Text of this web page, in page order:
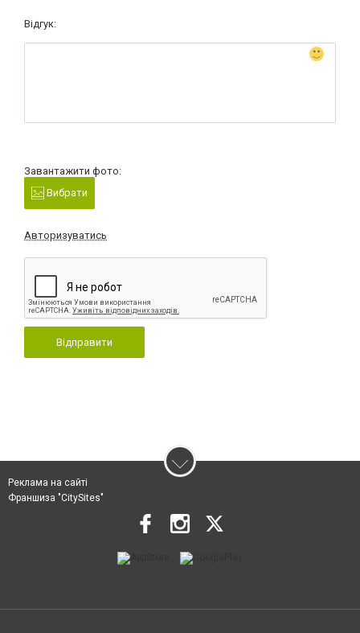
Відгук:
Завантажити фото:
Вибрати
Авторизуватись
Відправити
Реклама на сайті
Франшиза "CitySites"